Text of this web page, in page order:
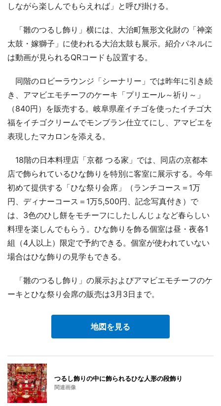
しながら楽しんでもらえれば」と呼び掛ける。
「雛のつるし飾り」横には、大治町無形文化財の「神楽
太鼓・嫁獅子」に使われる大治太鼓も展示。紹介パネルに
は動画が見られるQRコードも設置する。
同階のロビーラウンジ「シーナリー」では昨年に引き続
き、アマビエモチーフのケーキ「プリエール～祈り～」
（840円）を販売する。岐阜県産イチゴを使ったイチゴ大
福をイチゴクリームでモンブラン仕立てにし、アマビエを
表現したマカロンを添える。
18階の日本料理店「京都 つる家」では、同店の京都本
店で飾られているひな飾りを特別に客室に展示する。今年
初めて提供する「ひな祭り会席」（ランチコース＝1万
円、ディナーコース＝1万5,500円、記念写真付き）で
は、3色のひし餅をモチーフにしたしんじょなど春らしい
料理を楽しんでもらう。ひな飾りを飾る個室は昼・夜各1
組（4人以上）限定で予約できる。個室が使われていない
場合はひな飾りの見学もできる。
「雛のつるし飾り」の展示およびアマビエモチーフのケ
ーキとひな祭り会席の販売は3月3日まで。
地図を見る
つるし飾りの中に飾られるひな人形の段飾り
関連画像